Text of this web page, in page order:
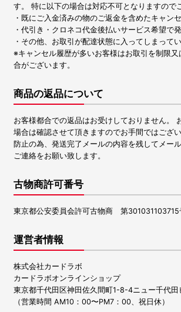
す。 特に以下の場合は対応不可となりますので
・既にご入金済みの物のご返金を含めたキャンセ
・代引き・クロネコ代金後払いサービス希望で発
・その他、お取引が配達状態に入ってしまってい
※キャンセル履歴が多いお客様はお取引を制限
合がございます。
商品の返品について
お客様都合での返品はお受けしておりません。
場合は確認させて頂きますのでお手間ではござ
防止の為、発送完了メールの内容を残してメー
ご連絡をお願い致します。
古物商許可番号
東京都公安委員会許可古物商 第301031103715
運営者情報
株式会社カードラボ
カードラボオンラインショップ
東京都千代田区神田佐久間町1-8-4ニュー千代田
（営業時間 AM10：00〜PM7：00、祝日休）